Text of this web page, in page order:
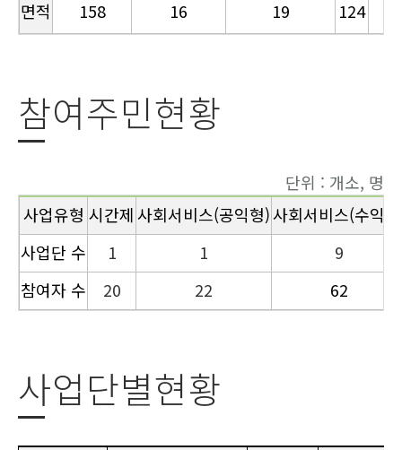
면적 158 16 19 124
참여주민현황
단위 : 개소, 명
사업유형 시간제사회서비스(공익형)사회서비스(수익
사업단 수
1 1
9
참여자 수
20 22 62
사업단별현황